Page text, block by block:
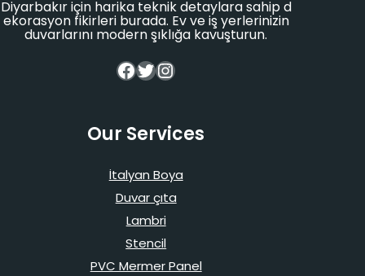
Diyarbakır için harika teknik detaylara sahip d
ekorasyon fikirleri burada. Ev ve iş yerlerinizin
duvarlarını modern şıklığa kavuşturun.
Facebook Twitter Instagram
Our Services
İtalyan Boya
Duvar çıta
Lambri
Stencil
PVC Mermer Panel